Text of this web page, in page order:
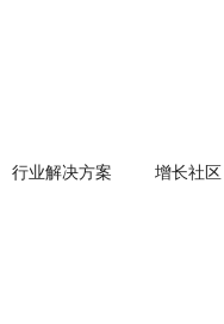
行业解决方案 增长社区